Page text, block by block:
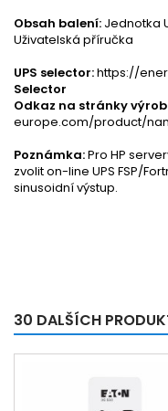
Obsah balení: Jednotka
Uživatelská příručka
UPS selector:https://
Selector
Odkaz na stránky
europe.com/product/
Poznámka:Pro HP
zvolit on-line UPS FSP/
sinusoidní výstup.
30 DALŠÍCH